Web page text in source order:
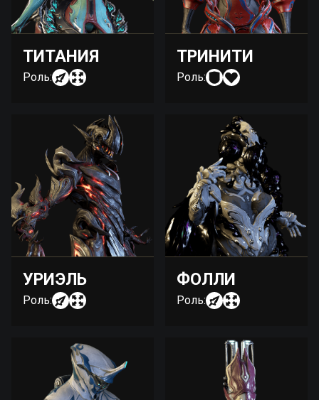
ТИТАНИЯ
Роль:
ТРИНИТИ
Роль:
УРИЭЛЬ
Роль:
ФОЛЛИ
Роль: